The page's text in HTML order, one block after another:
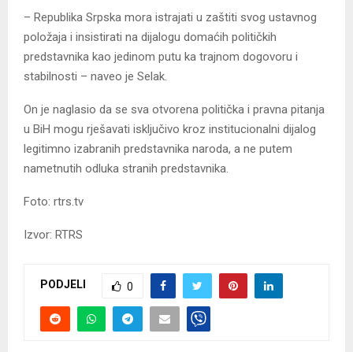
– Republika Srpska mora istrajati u zaštiti svog ustavnog
položaja i insistirati na dijalogu domaćih političkih
predstavnika kao jedinom putu ka trajnom dogovoru i
stabilnosti – naveo je Selak.
On je naglasio da se sva otvorena politička i pravna pitanja
u BiH mogu rješavati isključivo kroz institucionalni dijalog
legitimno izabranih predstavnika naroda, a ne putem
nametnutih odluka stranih predstavnika.
Foto: rtrs.tv
Izvor: RTRS
PODJELI 0